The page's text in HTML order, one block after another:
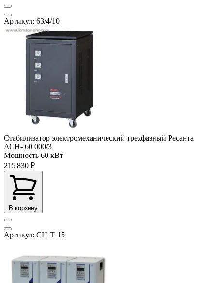
Артикул: 63/4/10
Стабилизатор электромеханический трехфазный Ресанта
АСН- 60 000/3
Мощность 60 кВт
215 830 ₽
В корзину
Артикул: СН-Т-15